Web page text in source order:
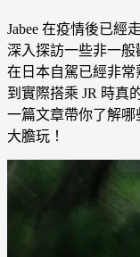
Jabee 在疫情後已經
深入探訪一些非一
在日本自駕已經非
到實際搭乘 JR 時真
一篇文章帶你了解
大膽玩！